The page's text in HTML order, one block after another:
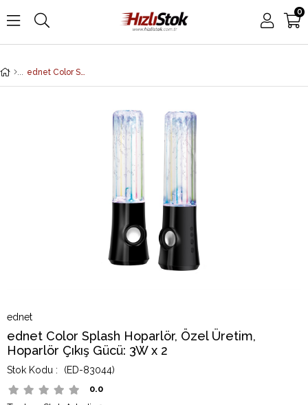
0
ednet Color Splash Hoparlör, Özel Üretim, Hoparlör Çıkış Gücü: 3W x 2
ednet
ednet Color Splash Hoparlör, Özel Üretim,
Hoparlör Çıkış Gücü: 3W x 2
(ED-83044)
0.0